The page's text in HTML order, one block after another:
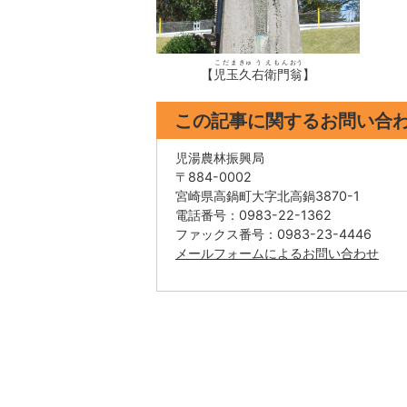
【 児玉
こだま
久
きゅ
右
う
衛門
えもん
翁
おう
】
この記事に関するお問い合
児湯農林振興局
〒884-0002
宮崎県高鍋町大字北高鍋3870-1
電話番号：0983-22-1362
ファックス番号：0983-23-4446
メールフォームによるお問い合わせ